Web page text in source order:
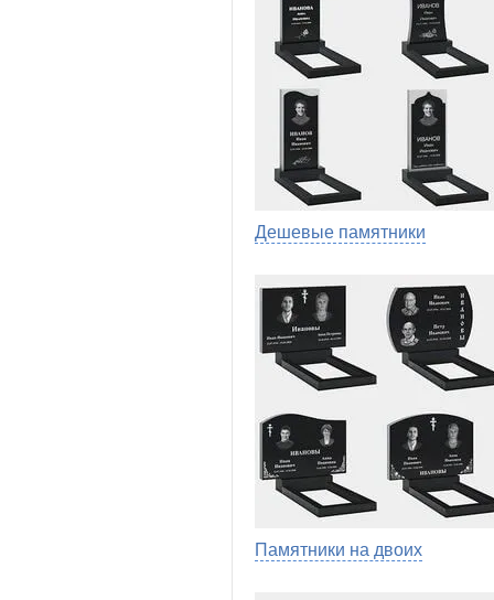
Дешевые памятники
Памятники на двоих